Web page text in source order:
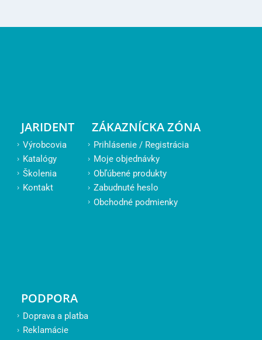
JARIDENT
Výrobcovia
Katalógy
Školenia
Kontakt
ZÁKAZNÍCKA ZÓNA
Prihlásenie / Registrácia
Moje objednávky
Obľúbené produkty
Zabudnuté heslo
Obchodné podmienky
PODPORA
Doprava a platba
Reklamácie